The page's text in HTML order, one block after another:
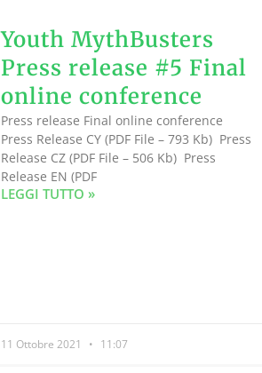
Youth MythBusters
Press release #5 Final
online conference
Press release Final online conference
Press Release CY (PDF File – 793 Kb) Press
Release CZ (PDF File – 506 Kb) Press
Release EN (PDF
LEGGI TUTTO »
11 Ottobre 2021 11:07